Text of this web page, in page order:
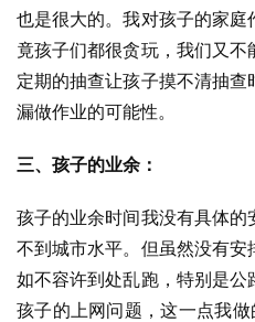
也是很大的。我对孩子的家
竟孩子们都很贪玩，我们又
定期的抽查让孩子摸不清抽
漏做作业的可能性。
三、孩子的业余：
孩子的业余时间我没有具体
不到城市水平。但虽然没有
如不容许到处乱跑，特别是公
孩子的上网问题，这一点我